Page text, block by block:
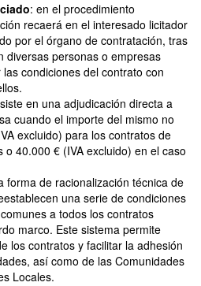
: en el procedimiento
recaerá en el interesado licitador
por el órgano de contratación, tras
diversas personas o empresas
condiciones del contrato con
en una adjudicación directa a
cuando el importe del mismo no
excluido) para los contratos de
o 40.000 € (IVA excluido) en el caso
forma de racionalización técnica de
una serie de condiciones
a todos los contratos
marco. Este sistema permite
los contratos y facilitar la adhesión
así como de las Comunidades
Locales.